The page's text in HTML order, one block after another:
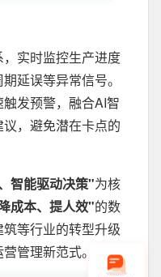
，实时监控生产进度
延误等异常信号。
发预警，融合AI智
，避免潜在卡点的
智能驱动决策"为核
成本、提人效"的数
等行业的转型升级
管理新范式。